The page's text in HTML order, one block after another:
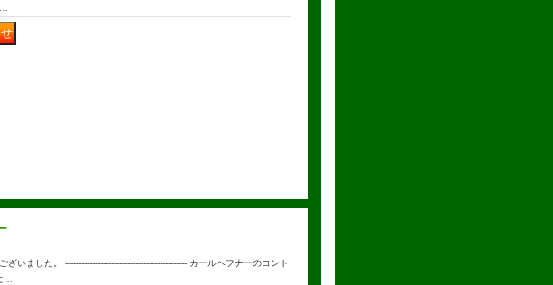
いました。 --------------------------------------------- カールヘフナーのコント
…